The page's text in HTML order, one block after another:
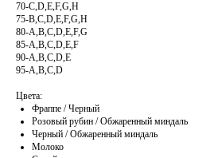
70-C,D,E,F,G,H
75-B,C,D,E,F,G,H
80-A,B,C,D,E,F,G
85-A,B,C,D,E,F
90-A,B,C,D,E
95-A,B,C,D
Цвета:
Фраппе / Черный
Розовый рубин / Обжаренный миндаль
Черный / Обжаренный миндаль
Молоко